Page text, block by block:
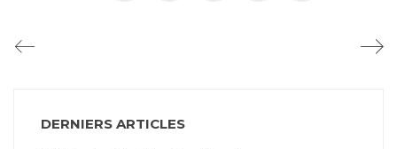
DERNIERS ARTICLES